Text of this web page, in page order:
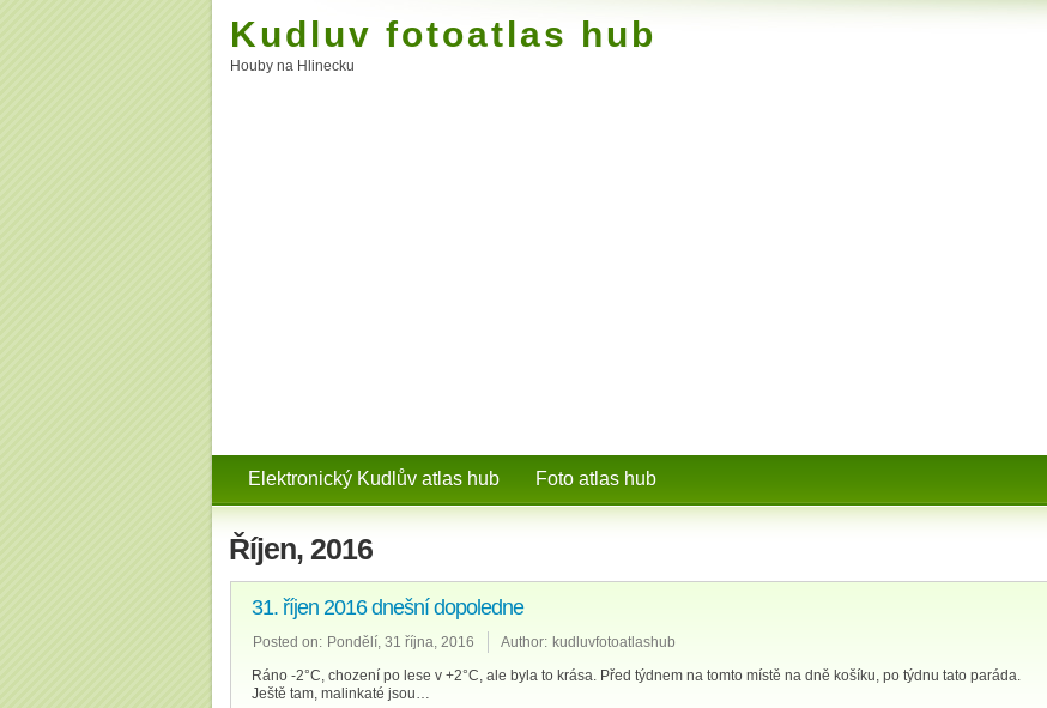
Kudluv fotoatlas hub
Houby na Hlinecku
Elektronický Kudlův atlas hub Foto atlas hub
Říjen, 2016
31. říjen 2016 dnešní dopoledne
Posted on: Pondělí, 31 října, 2016 Author: kudluvfotoatlashub
Ráno -2°C, chození po lese v +2°C, ale byla to krása. Před týdnem na tomto místě na dně košíku, po týdnu tato paráda.
Ještě tam, malinkaté jsou…